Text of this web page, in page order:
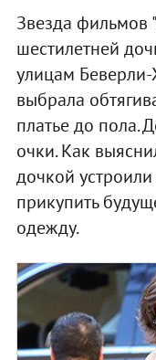
Звезда фильмов
шестилетней
улицам
выбрала
платье до пола.
очки. Как
дочкой
прикупить
одежду.